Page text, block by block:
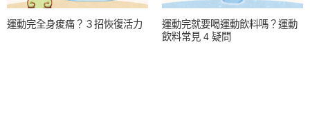
運動完全身痠痛？３招恢復活力
運動完就要喝運動飲料嗎？運動
飲料常見 4 疑問